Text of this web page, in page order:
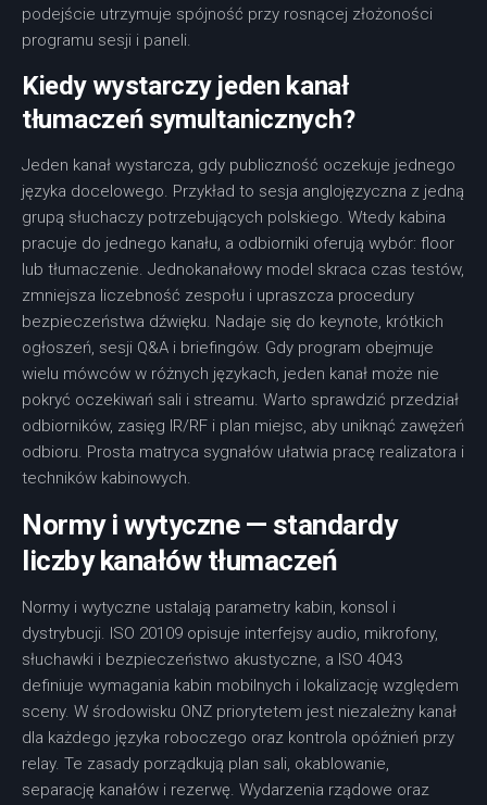
podejście utrzymuje spójność przy rosnącej złożoności
programu sesji i paneli.
Kiedy wystarczy jeden kanał
tłumaczeń symultanicznych?
Jeden kanał wystarcza, gdy publiczność oczekuje jednego
języka docelowego. Przykład to sesja anglojęzyczna z jedną
grupą słuchaczy potrzebujących polskiego. Wtedy kabina
pracuje do jednego kanału, a odbiorniki oferują wybór: floor
lub tłumaczenie. Jednokanałowy model skraca czas testów,
zmniejsza liczebność zespołu i upraszcza procedury
bezpieczeństwa dźwięku. Nadaje się do keynote, krótkich
ogłoszeń, sesji Q&A i briefingów. Gdy program obejmuje
wielu mówców w różnych językach, jeden kanał może nie
pokryć oczekiwań sali i streamu. Warto sprawdzić przedział
odbiorników, zasięg IR/RF i plan miejsc, aby uniknąć zawężeń
odbioru. Prosta matryca sygnałów ułatwia pracę realizatora i
techników kabinowych.
Normy i wytyczne — standardy
liczby kanałów tłumaczeń
Normy i wytyczne ustalają parametry kabin, konsol i
dystrybucji. ISO 20109 opisuje interfejsy audio, mikrofony,
słuchawki i bezpieczeństwo akustyczne, a ISO 4043
definiuje wymagania kabin mobilnych i lokalizację względem
sceny. W środowisku ONZ priorytetem jest niezależny kanał
dla każdego języka roboczego oraz kontrola opóźnień przy
relay. Te zasady porządkują plan sali, okablowanie,
separację kanałów i rezerwę. Wydarzenia rządowe oraz